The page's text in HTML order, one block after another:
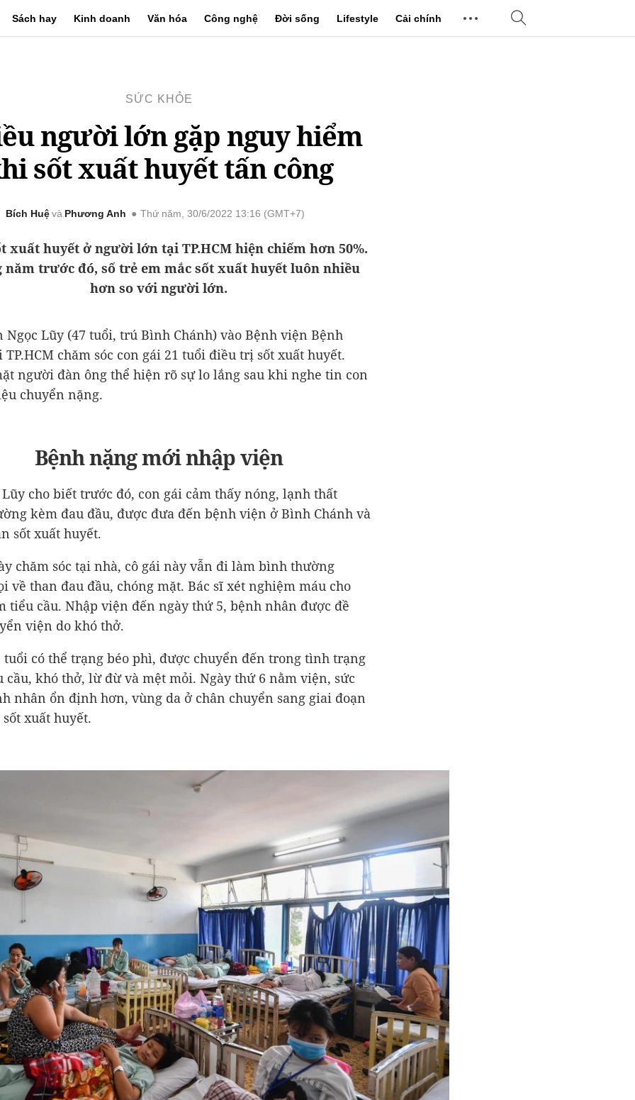
Sách hay Kinh doanh Văn hóa Công nghệ Đời sống Lifestyle Cải chính
SỨC KHỎE
người lớn gặp nguy hiểm
sốt xuất huyết tấn công
Bích Huệ Phương Anh Thứ năm, 30/6/2022 13:16 (GMT+7)
xuất huyết ở người lớn tại TP.HCM hiện chiếm hơn 50%.
năm trước đó, số trẻ em mắc sốt xuất huyết luôn nhiều
hơn so với người lớn.
Ngọc Lũy (47 tuổi, trú Bình Chánh) vào Bệnh viện Bệnh
chăm sóc con gái 21 tuổi điều trị sốt xuất huyết.
người đàn ông thể hiện rõ sự lo lắng sau khi nghe tin con
chuyển nặng.
Bệnh nặng mới nhập viện
cho biết trước đó, con gái cảm thấy nóng, lạnh thất
kèm đau đầu, được đưa đến bệnh viện ở Bình Chánh và
sốt xuất huyết.
chăm sóc tại nhà, cô gái này vẫn đi làm bình thường
về than đau đầu, chóng mặt. Bác sĩ xét nghiệm máu cho
tiểu cầu. Nhập viện đến ngày thứ 5, bệnh nhân được đề
viện do khó thở.
tuổi có thể trạng béo phì, được chuyển đến trong tình trạng
cầu, khó thở, lừ đừ và mệt mỏi. Ngày thứ 6 nằm viện, sức
nhân ổn định hơn, vùng da ở chân chuyển sang giai đoạn
xuất huyết.